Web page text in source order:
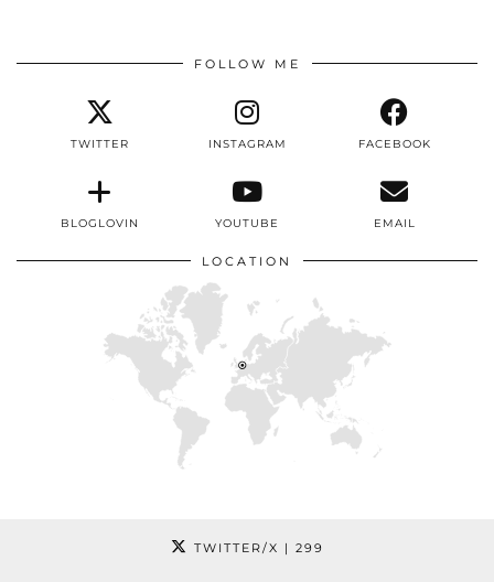
FOLLOW ME
TWITTER INSTAGRAM FACEBOOK
BLOGLOVIN YOUTUBE EMAIL
LOCATION
TWITTER/X | 299